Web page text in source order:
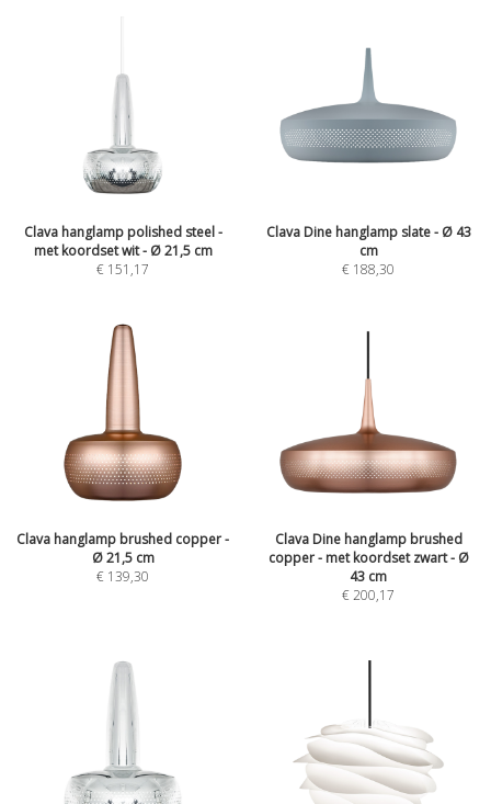
Clava hanglamp polished steel -
met koordset wit - Ø 21,5 cm
€ 151,17
Clava Dine hanglamp slate - Ø 43
cm
€ 188,30
Clava hanglamp brushed copper -
Ø 21,5 cm
€ 139,30
Clava Dine hanglamp brushed
copper - met koordset zwart - Ø
43 cm
€200,17